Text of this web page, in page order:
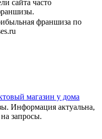
сайта часто
франшиза по
магазин у дома
Информация актуальна,
запросы.